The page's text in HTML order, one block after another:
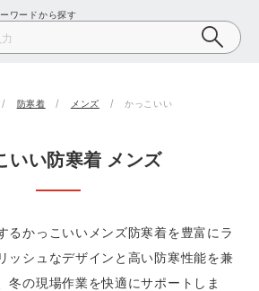
キング
グ
コンバース（CONVERSE）
バートル
アイトス株式会社
ワードから探す
防寒着 メンズ かっこいい
いい防寒着 メンズ
るかっこいいメンズ防寒着を豊富にラ
ッシュなデザインと高い防寒性能を兼
冬の現場作業を快適にサポートしま